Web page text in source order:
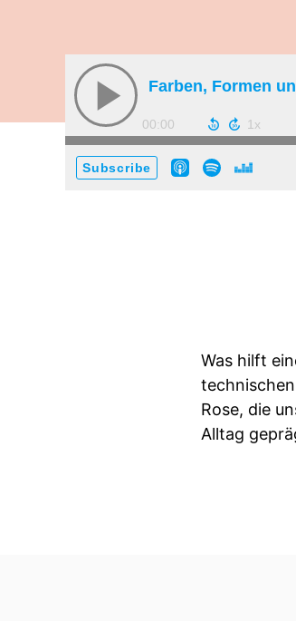
Farben, Formen
00:00
Subscribe
Was hilft
Rose, die
Alltag